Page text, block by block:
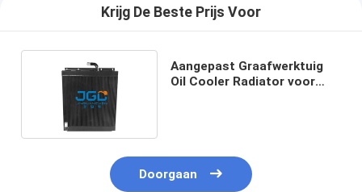
Krijg De Beste Prijs Voor
Aangepast Graafwerktuig
Oil Cooler Radiator voor
Doorgaan